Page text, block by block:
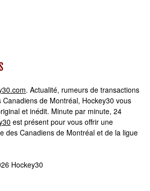
. Actualité, rumeurs de transactions
de Montréal, Hockey30 vous
et inédit. Minute par minute, 24
est présent pour vous offrir une
des Canadiens de Montréal et de la ligue
Hockey30